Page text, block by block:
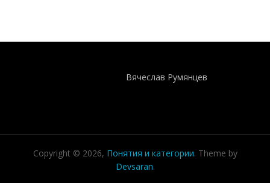
Вячеслав Румянцев
Copyright © 2026, Понятия и категории. Theme by
Devsaran.